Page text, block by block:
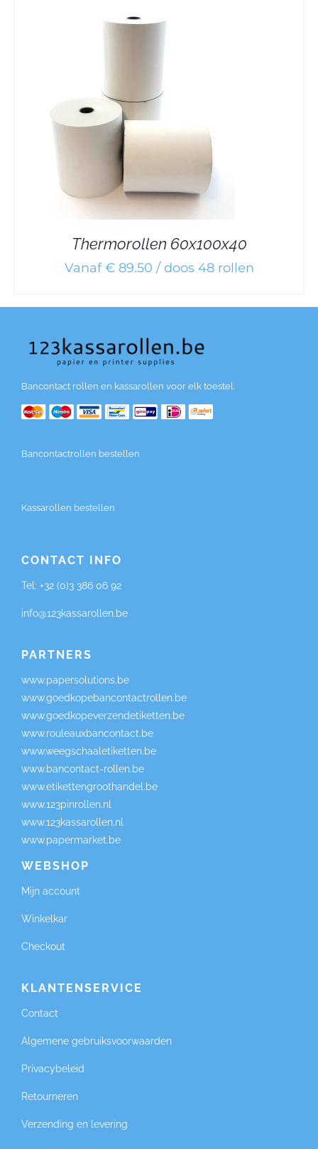
Thermorollen 60x100x40
Vanaf € 89.50 / doos 48 rollen
Bancontact rollen en kassarollen voor elk toestel.
Bancontactrollen bestellen
Kassarollen bestellen
CONTACT INFO
Tel: +32 (0)3 386 06 92
info@123kassarollen.be
PARTNERS
www.papersolutions.be
www.goedkopebancontactrollen.be
www.goedkopeverzendetiketten.be
www.rouleauxbancontact.be
www.weegschaaletiketten.be
www.bancontact-rollen.be
www.etikettengroothandel.be
www.123pinrollen.nl
www.123kassarollen.nl
www.papermarket.be
WEBSHOP
Mijn account
Winkelkar
Checkout
KLANTENSERVICE
Contact
Algemene gebruiksvoorwaarden
Privacybeleid
Retourneren
Verzending en levering